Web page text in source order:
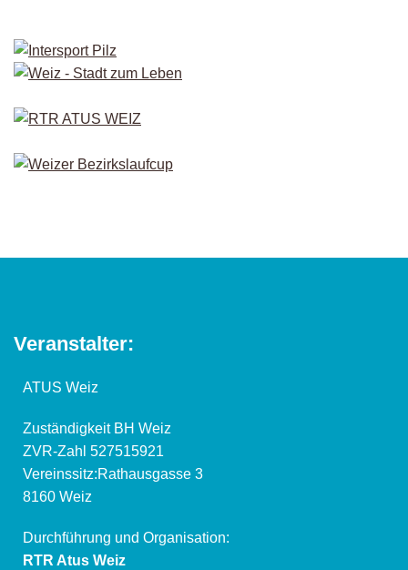
Veranstalter:
ATUS Weiz
Zuständigkeit BH Weiz
ZVR-Zahl 527515921
Vereinssitz:Rathausgasse 3
8160 Weiz
Durchführung und Organisation:
RTR Atus Weiz